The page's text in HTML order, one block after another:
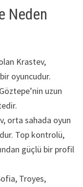
Neden
Krastev,
oyuncudur.
uzun
orta sahada oyun
Top kontrolü,
güçlü bir profil
Troyes,